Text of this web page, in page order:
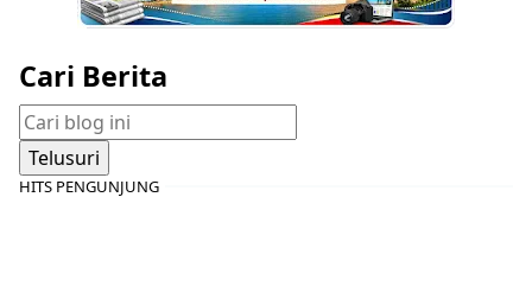
Cari Berita
HITS PENGUNJUNG